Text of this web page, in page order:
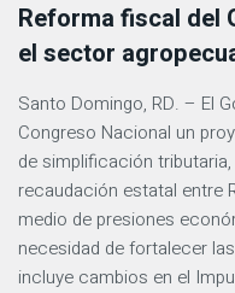
Reforma fiscal del
el sector
Santo Domingo, RD. – El
Congreso Nacional un
de simplificación
recaudación estatal entre
medio de presiones
necesidad de fortalecer
incluye cambios en el